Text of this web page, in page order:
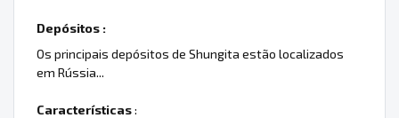
Depósitos :
Os principais depósitos de Shungita estão localizados
em Rússia...
Características: